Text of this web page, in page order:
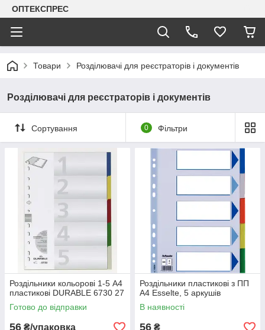
ОПТЕКСПРЕС
Товари Розділювачі для реєстраторів і документів
Розділювачі для реєстраторів і документів
Сортування 0 Фільтри
Роздільники кольорові 1-5 А4
пластикові DURABLE 6730 27
Готово до відправки
56 ₴/упаковка
Роздільники пластикові з ПП
A4 Esselte, 5 аркушів
В наявності
56 ₴